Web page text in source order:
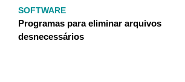
SOFTWARE
Programas para eliminar arquivos
desnecessários